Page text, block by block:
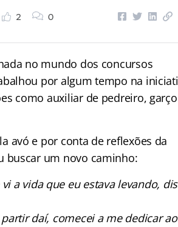
2 0
no mundo dos concursos
por algum tempo na
como auxiliar de pedreiro,
avó e por conta de reflexões da
buscar um novo caminho:
a vida que eu estava levando,
daí, comecei a me dedicar